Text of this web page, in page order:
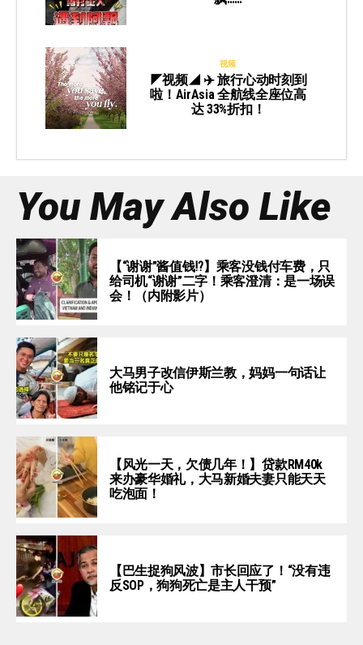
视频
◤视频◢ ✈️ 旅行心动时刻到
啦！AirAsia 全航线全座位高
达 33%折扣！
You May Also Like
【“谢谢”酱值钱⁉️】乘客没钱付车费，只
给司机“谢谢”二字！乘客澄清：是一场误
会！（内附影片）
大马男子改信伊斯兰教，妈妈一句话让
他铭记于心
【风光一天，欠债几年！】贷款RM40k
来办豪华婚礼，大马新婚夫妻只能天天
吃泡面！
【巴生捉狗风波】市长回应了！“没有违
反SOP，狗狗死亡是主人干预”